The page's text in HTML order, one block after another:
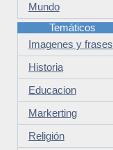
Mundo
Temáticos
Imagenes y frases
Historia
Educacion
Markerting
Religión